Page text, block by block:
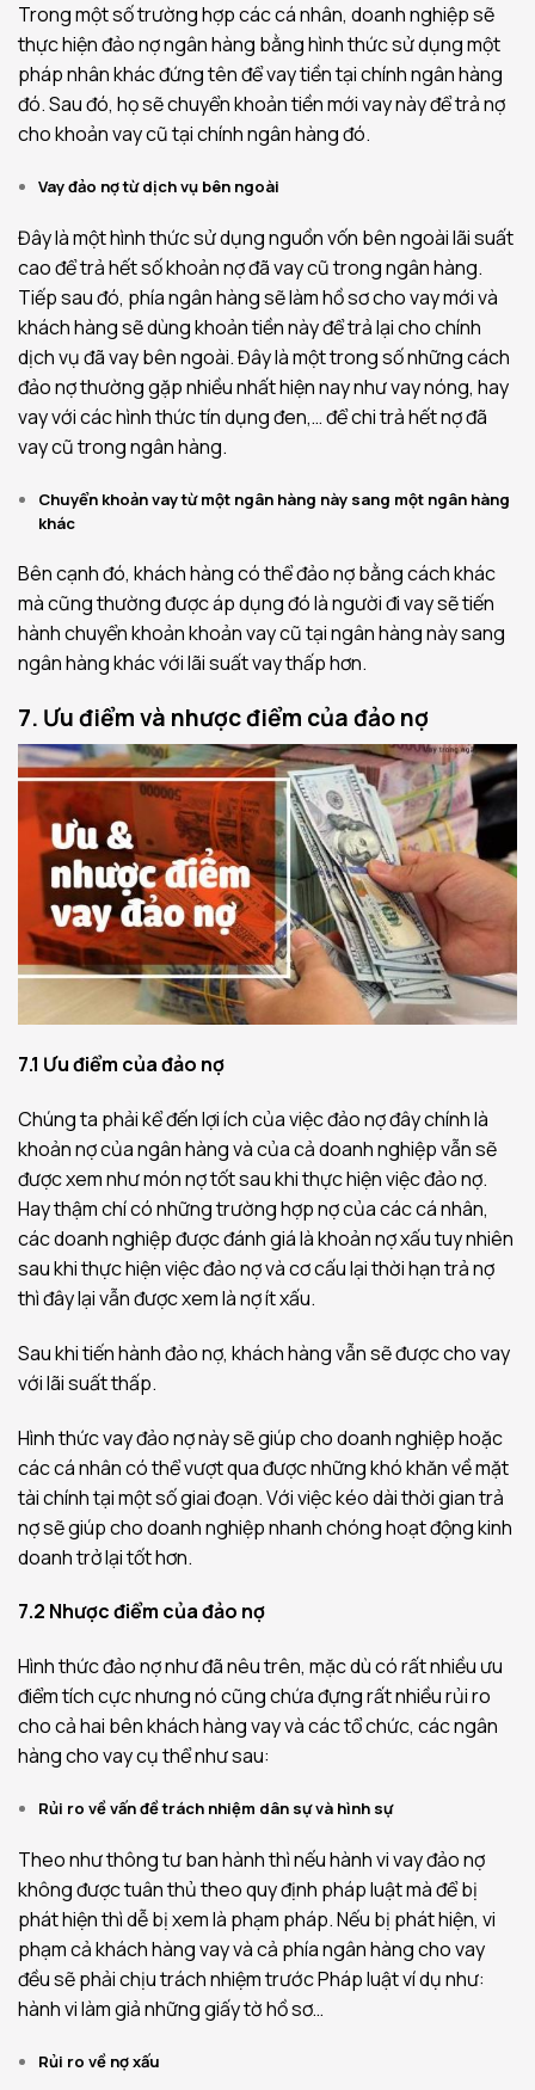
Trong một số trường hợp các cá nhân, doanh nghiệp sẽ
thực hiện đảo nợ ngân hàng bằng hình thức sử dụng một
pháp nhân khác đứng tên để vay tiền tại chính ngân hàng
đó. Sau đó, họ sẽ chuyển khoản tiền mới vay này để trả nợ
cho khoản vay cũ tại chính ngân hàng đó.
Vay đảo nợ từ dịch vụ bên ngoài
Đây là một hình thức sử dụng nguồn vốn bên ngoài lãi suất
cao để trả hết số khoản nợ đã vay cũ trong ngân hàng.
Tiếp sau đó, phía ngân hàng sẽ làm hồ sơ cho vay mới và
khách hàng sẽ dùng khoản tiền này để trả lại cho chính
dịch vụ đã vay bên ngoài. Đây là một trong số những cách
đảo nợ thường gặp nhiều nhất hiện nay như vay nóng, hay
vay với các hình thức tín dụng đen,… để chi trả hết nợ đã
vay cũ trong ngân hàng.
Chuyển khoản vay từ một ngân hàng này sang một ngân hàng
khác
Bên cạnh đó, khách hàng có thể đảo nợ bằng cách khác
mà cũng thường được áp dụng đó là người đi vay sẽ tiến
hành chuyển khoản khoản vay cũ tại ngân hàng này sang
ngân hàng khác với lãi suất vay thấp hơn.
7. Ưu điểm và nhược điểm của đảo nợ
7.1 Ưu điểm của đảo nợ
Chúng ta phải kể đến lợi ích của việc đảo nợ đây chính là
khoản nợ của ngân hàng và của cả doanh nghiệp vẫn sẽ
được xem như món nợ tốt sau khi thực hiện việc đảo nợ.
Hay thậm chí có những trường hợp nợ của các cá nhân,
các doanh nghiệp được đánh giá là khoản nợ xấu tuy nhiên
sau khi thực hiện việc đảo nợ và cơ cấu lại thời hạn trả nợ
thì đây lại vẫn được xem là nợ ít xấu.
Sau khi tiến hành đảo nợ, khách hàng vẫn sẽ được cho vay
với lãi suất thấp.
Hình thức vay đảo nợ này sẽ giúp cho doanh nghiệp hoặc
các cá nhân có thể vượt qua được những khó khăn về mặt
tài chính tại một số giai đoạn. Với việc kéo dài thời gian trả
nợ sẽ giúp cho doanh nghiệp nhanh chóng hoạt động kinh
doanh trở lại tốt hơn.
7.2 Nhược điểm của đảo nợ
Hình thức đảo nợ như đã nêu trên, mặc dù có rất nhiều ưu
điểm tích cực nhưng nó cũng chứa đựng rất nhiều rủi ro
cho cả hai bên khách hàng vay và các tổ chức, các ngân
hàng cho vay cụ thể như sau:
Rủi ro về vấn đề trách nhiệm dân sự và hình sự
Theo như thông tư ban hành thì nếu hành vi vay đảo nợ
không được tuân thủ theo quy định pháp luật mà để bị
phát hiện thì dễ bị xem là phạm pháp. Nếu bị phát hiện, vi
phạm cả khách hàng vay và cả phía ngân hàng cho vay
đều sẽ phải chịu trách nhiệm trước Pháp luật ví dụ như:
hành vi làm giả những giấy tờ hồ sơ…
Rủi ro về nợ xấu